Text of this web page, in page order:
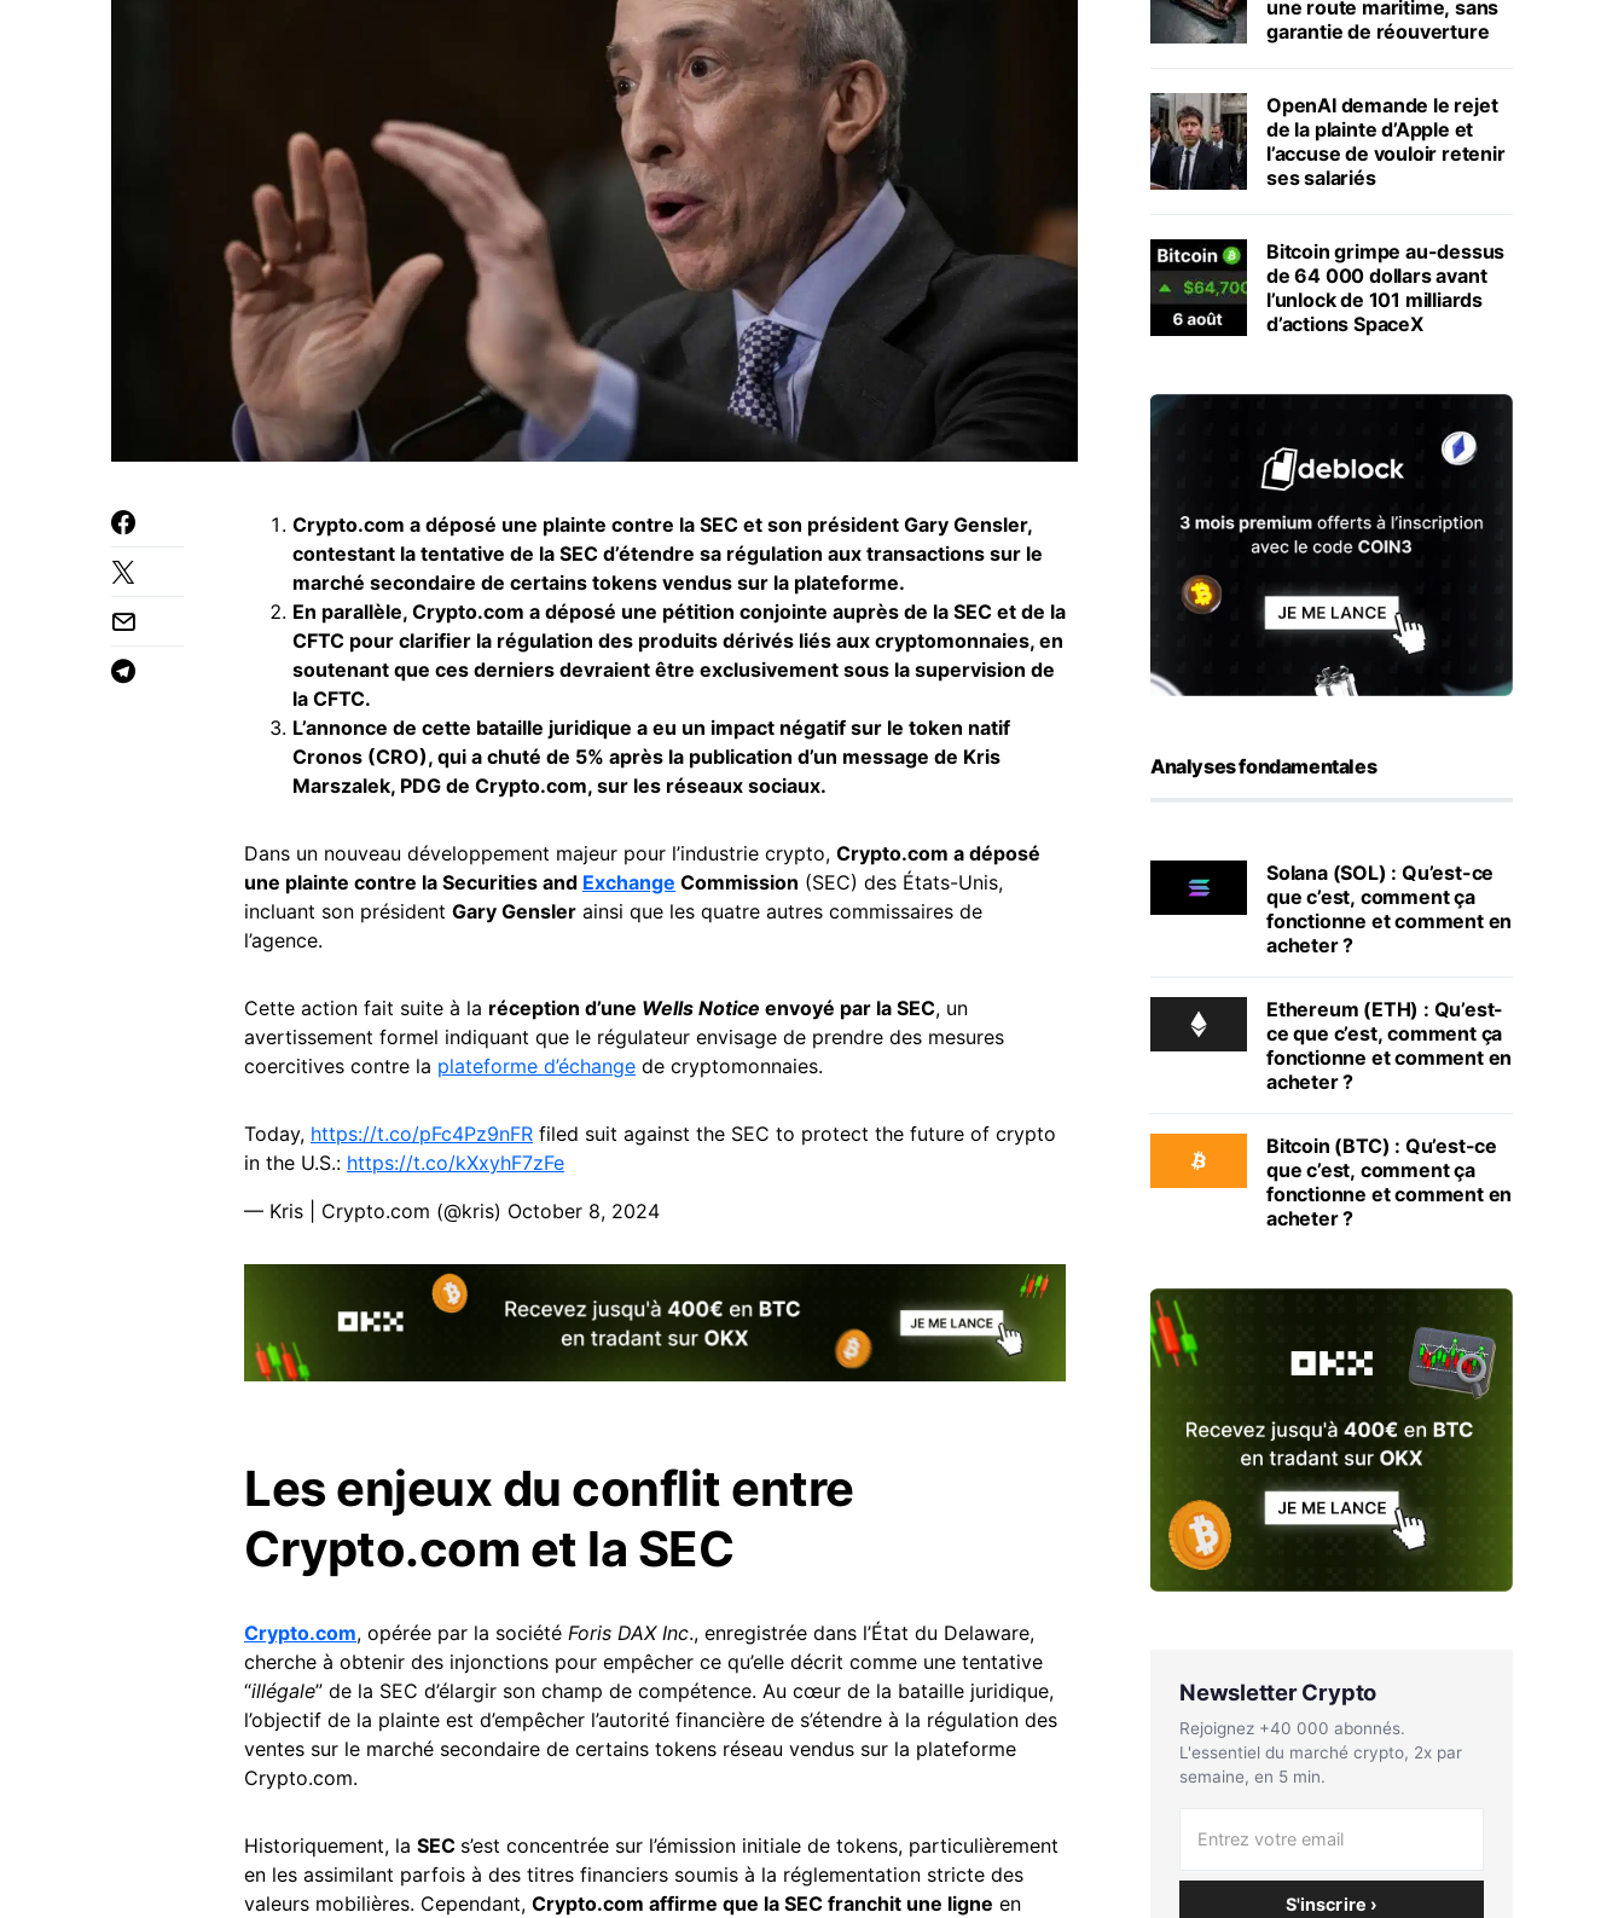
Crypto.com a déposé une plainte contre la SEC et son président Gary Gensler,
contestant la tentative de la SEC d’étendre sa régulation aux transactions sur le
marché secondaire de certains tokens vendus sur la plateforme.
En parallèle, Crypto.com a déposé une pétition conjointe auprès de la SEC et de la
CFTC pour clarifier la régulation des produits dérivés liés aux cryptomonnaies, en
soutenant que ces derniers devraient être exclusivement sous la supervision de
la CFTC.
L’annonce de cette bataille juridique a eu un impact négatif sur le token natif
Cronos (CRO), qui a chuté de 5% après la publication d’un message de Kris
Marszalek, PDG de Crypto.com, sur les réseaux sociaux.
Dans un nouveau développement majeur pour l’industrie crypto, Crypto.com a déposé
une plainte contre la Securities and Exchange Commission (SEC) des États-Unis,
incluant son président Gary Gensler ainsi que les quatre autres commissaires de
l’agence.
Cette action fait suite à la réception d’une Wells Notice envoyé par la SEC, un
avertissement formel indiquant que le régulateur envisage de prendre des mesures
coercitives contre la plateforme d’échange de cryptomonnaies.
Today, https://t.co/pFc4Pz9nFR filed suit against the SEC to protect the future of crypto
in the U.S.: https://t.co/kXxyhF7zFe
— Kris | Crypto.com (@kris) October 8, 2024
Les enjeux du conflit entre
Crypto.com et la SEC
Crypto.com, opérée par la société Foris DAX Inc., enregistrée dans l’État du Delaware,
cherche à obtenir des injonctions pour empêcher ce qu’elle décrit comme une tentative
“illégale” de la SEC d’élargir son champ de compétence. Au cœur de la bataille juridique,
l’objectif de la plainte est d’empêcher l’autorité financière de s’étendre à la régulation des
ventes sur le marché secondaire de certains tokens réseau vendus sur la plateforme
Crypto.com.
Historiquement, la SEC s’est concentrée sur l’émission initiale de tokens, particulièrement
en les assimilant parfois à des titres financiers soumis à la réglementation stricte des
valeurs mobilières. Cependant, Crypto.com affirme que la SEC franchit une ligne en
une route maritime, sans
garantie de réouverture
OpenAI demande le rejet
de la plainte d’Apple et
l’accuse de vouloir retenir
ses salariés
Bitcoin grimpe au-dessus
de 64 000 dollars avant
l’unlock de 101 milliards
d’actions SpaceX
Analyses fondamentales
Solana (SOL) : Qu’est-ce
que c’est, comment ça
fonctionne et comment en
acheter ?
Ethereum (ETH) : Qu’est-
ce que c’est, comment ça
fonctionne et comment en
acheter ?
Bitcoin (BTC) : Qu’est-ce
que c’est, comment ça
fonctionne et comment en
acheter ?
Newsletter Crypto
Rejoignez +40 000 abonnés.
L'essentiel du marché crypto, 2x par
semaine, en 5 min.
S'inscrire ›